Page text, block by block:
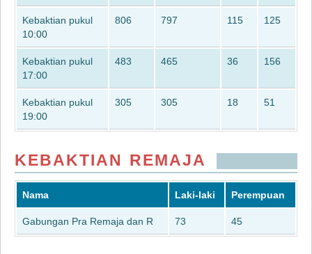
Kebaktian pukul
10:00
806 797 115 125
Kebaktian pukul
17:00
483 465 36 156
Kebaktian pukul
19:00
305 305 18 51
KEBAKTIAN REMAJA
Nama Laki-laki Perempuan
Gabungan Pra Remaja dan R 73 45